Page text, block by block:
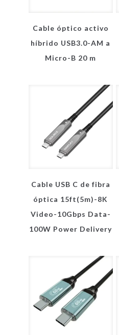
Cable óptico activo
híbrido USB3.0-AM a
Micro-B 20 m
Cable USB C de fibra
óptica 15ft(5m)-8K
Video-10Gbps Data-
100W Power Delivery